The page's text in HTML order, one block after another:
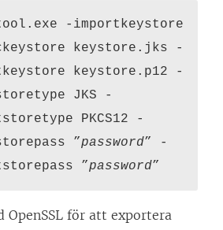
-importkeystore
keystore.jks -
keystore.p12 -
JKS -
PKCS12 -
”password” -
”password”
OpenSSL för att exportera